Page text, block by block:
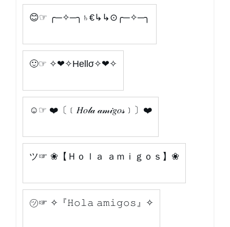
😊☞ ╭─✧─╮♄€↳↳⊙╭─✧─╮
🙂☞ ✧❤✧Hellσ✧❤✧
☺☞ ❤️〔﹝𝐻𝑜𝓁𝒶 𝒶𝓂𝒾𝑔𝑜𝓈﹞〕❤️
ツ☞ ❀【Ｈｏｌａ ａｍｉｇｏｓ】❀
㋡☞ ✧『𝙷𝚘𝚕𝚊 𝚊𝚖𝚒𝚐𝚘𝚜』✧